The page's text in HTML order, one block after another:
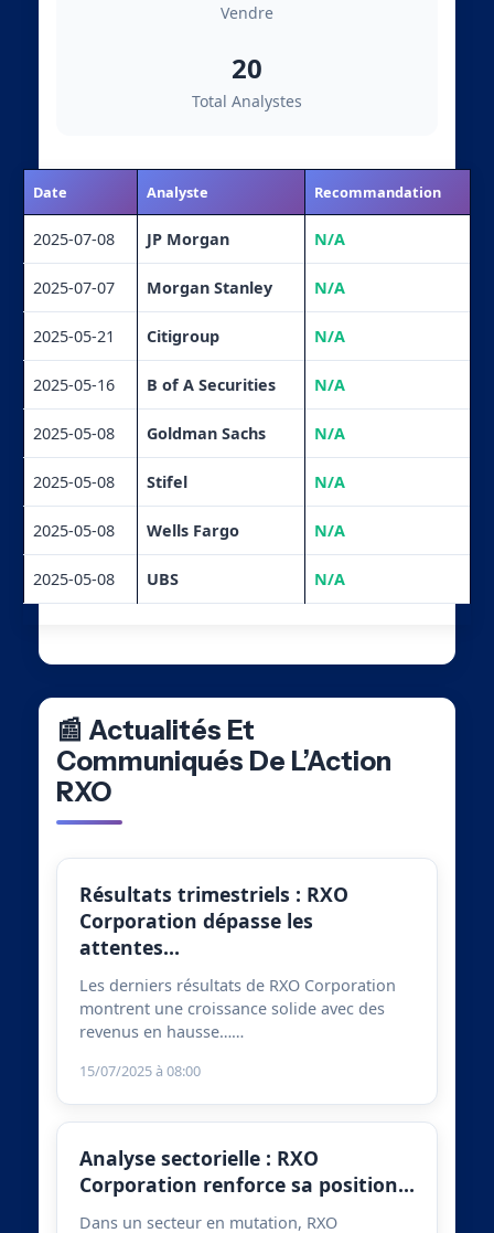
Vendre
20
Total Analystes
Date Analyste Recommandation
2025-07-08 JP Morgan N/A
2025-07-07 Morgan Stanley N/A
2025-05-21 Citigroup N/A
2025-05-16 B of A Securities N/A
2025-05-08 Goldman Sachs N/A
2025-05-08 Stifel N/A
2025-05-08 Wells Fargo N/A
2025-05-08 UBS N/A
📰 Actualités Et
Communiqués De L’Action
RXO
Résultats trimestriels : RXO
Corporation dépasse les
attentes…
Les derniers résultats de RXO Corporation
montrent une croissance solide avec des
revenus en hausse……
15/07/2025 à 08:00
Analyse sectorielle : RXO
Corporation renforce sa position…
Dans un secteur en mutation, RXO